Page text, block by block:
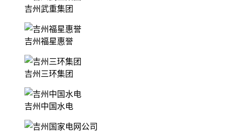
吉州武重集团
吉州福星惠誉
吉州三环集团
吉州中国水电